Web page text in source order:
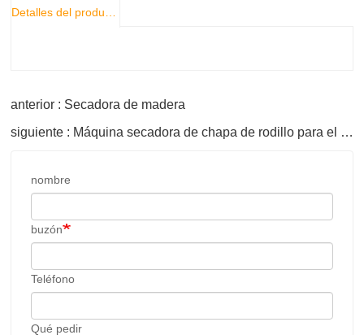
Detalles del producto
anterior : Secadora de madera
siguiente : Máquina secadora de chapa de rodillo para el secado de chapa
nombre
buzón
Teléfono
Qué pedir